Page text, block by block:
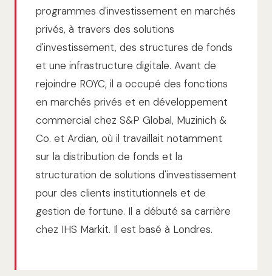
programmes d'investissement en marchés
privés, à travers des solutions
d'investissement, des structures de fonds
et une infrastructure digitale. Avant de
rejoindre ROYC, il a occupé des fonctions
en marchés privés et en développement
commercial chez S&P Global, Muzinich &
Co. et Ardian, où il travaillait notamment
sur la distribution de fonds et la
structuration de solutions d'investissement
pour des clients institutionnels et de
gestion de fortune. Il a débuté sa carrière
chez IHS Markit. Il est basé à Londres.